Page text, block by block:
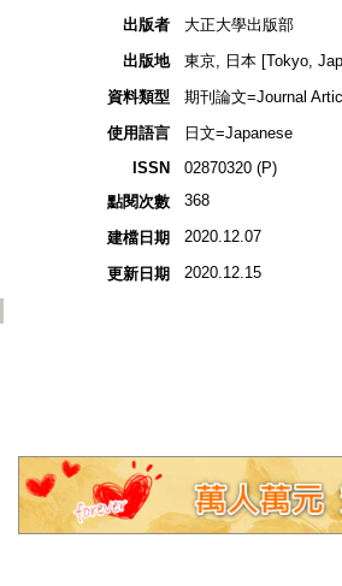
出版者
大正大學出版部
出版地
東京, 日本 [Tokyo,
資料類型
期刊論文=Journal
使用語言
日文=Japanese
ISSN
02870320 (P)
點閱次數
368
建檔日期 2020.12.07
更新日期 2020.12.15